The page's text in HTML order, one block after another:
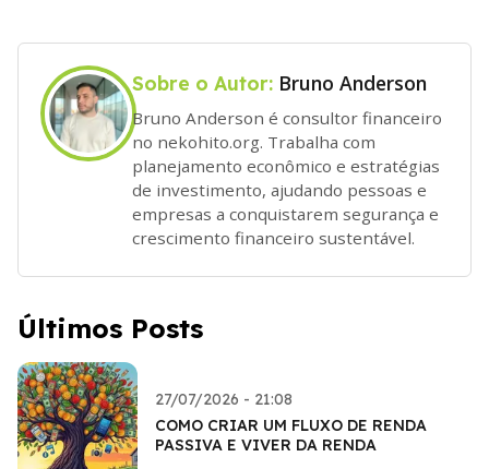
Sobre o Autor: Bruno Anderson
Bruno Anderson é consultor financeiro
no nekohito.org. Trabalha com
planejamento econômico e estratégias
de investimento, ajudando pessoas e
empresas a conquistarem segurança e
crescimento financeiro sustentável.
Últimos Posts
27/07/2026 - 21:08
COMO CRIAR UM FLUXO DE RENDA
PASSIVA E VIVER DA RENDA